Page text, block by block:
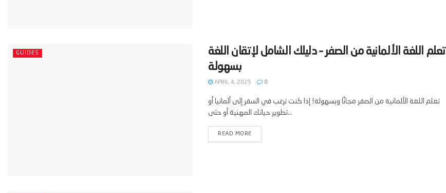
GUIDES
‫تعلم اللغة الألمانية من الصفر – دليلك الشامل لإتقان اللغة
APRIL 4, 2025 0
تعلم اللغة الألمانية من الصفر مجانًا وبسهولة! إذا كنت ترغب في السفر إلى ألمانيا أو
تطوير حياتك المهنية أو حتى...
READ MORE